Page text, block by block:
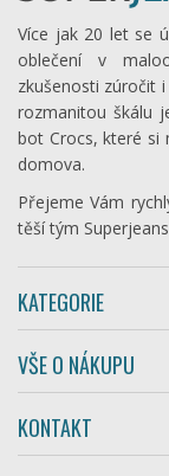
Více jak 20 let se
oblečení v
zkušenosti zúročit
rozmanitou škálu
bot Crocs, které si
domova.
Přejeme Vám
těší tým
KATEGORIE
VŠE O NÁKUPU
KONTAKT